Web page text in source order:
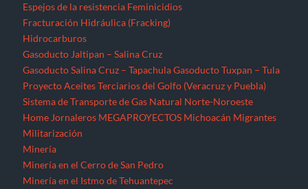
Espejos de la resistencia Feminicidios
Fracturación Hidráulica (Fracking)
Hidrocarburos
Gasoducto Jaltipan – Salina Cruz
Gasoducto Salina Cruz – Tapachula Gasoducto Tuxpan – Tula
Proyecto Aceites Terciarios del Golfo (Veracruz y Puebla)
Sistema de Transporte de Gas Natural Norte-Noroeste
Home Jornaleros MEGAPROYECTOS Michoacán Migrantes
Militarización
Minería
Minería en el Cerro de San Pedro
Minería en el Istmo de Tehuantepec